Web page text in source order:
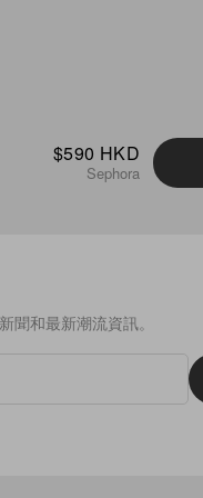
$590 HKD
Sephora
和最新潮流資訊。